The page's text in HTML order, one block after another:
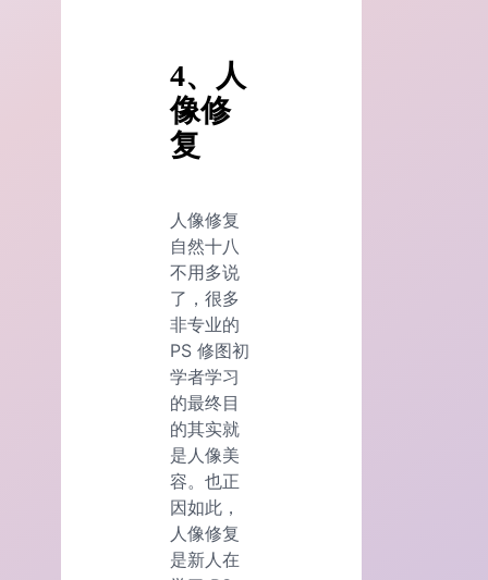
4、人
像修
复
人像修复
自然十八
不用多说
了，很多
非专业的
PS 修图初
学者学习
的最终目
的其实就
是人像美
容。也正
因如此，
人像修复
是新人在